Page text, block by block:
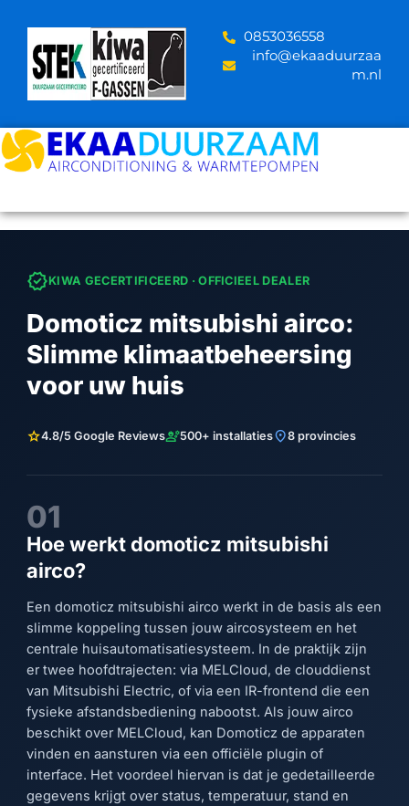
content
‪0853036558
info@ekaaduurzaa
m.nl
verifiedKIWA GECERTIFICEERD · OFFICIEEL DEALER
Domoticz mitsubishi airco:
Slimme klimaatbeheersing
voor uw huis
star4.8/5 Google Reviewsengineering500+ installatieslocation_on8 provincies
01
Hoe werkt domoticz mitsubishi
airco?
Een domoticz mitsubishi airco werkt in de basis als een
slimme koppeling tussen jouw aircosysteem en het
centrale huisautomatisatiesysteem. In de praktijk zijn
er twee hoofdtrajecten: via MELCloud, de clouddienst
van Mitsubishi Electric, of via een IR-frontend die een
fysieke afstandsbediening nabootst. Als jouw airco
beschikt over MELCloud, kan Domoticz de apparaten
vinden en aansturen via een officiële plugin of
interface. Het voordeel hiervan is dat je gedetailleerde
gegevens krijgt over status, temperatuur, stand en